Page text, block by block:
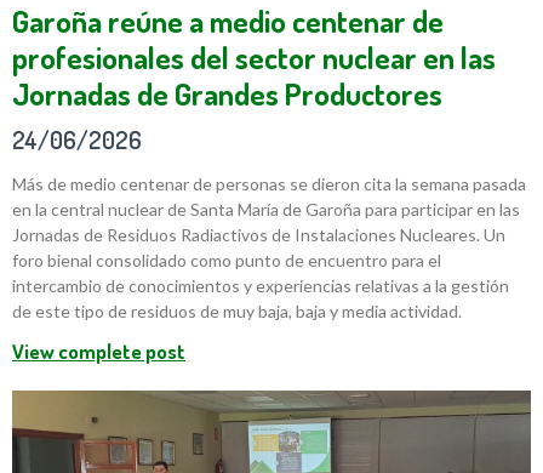
Garoña reúne a medio centenar de
profesionales del sector nuclear en las
Jornadas de Grandes Productores
24/06/2026
Más de medio centenar de personas se dieron cita la semana pasada
en la central nuclear de Santa María de Garoña para participar en las
Jornadas de Residuos Radiactivos de Instalaciones Nucleares. Un
foro bienal consolidado como punto de encuentro para el
intercambio de conocimientos y experiencias relativas a la gestión
de este tipo de residuos de muy baja, baja y media actividad.
View complete post